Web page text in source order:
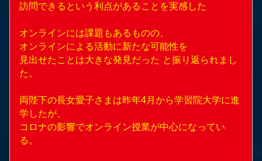
訪問できるという利点があることを実感した
オンラインには課題もあるものの、
オンラインによる活動に新たな可能性を
見出せたことは大きな発見だった と振り返られまし
た。
両陛下の長女愛子さまは昨年4月から学習院大学に進
学したが、
コロナの影響でオンライン授業が中心になってい
る。